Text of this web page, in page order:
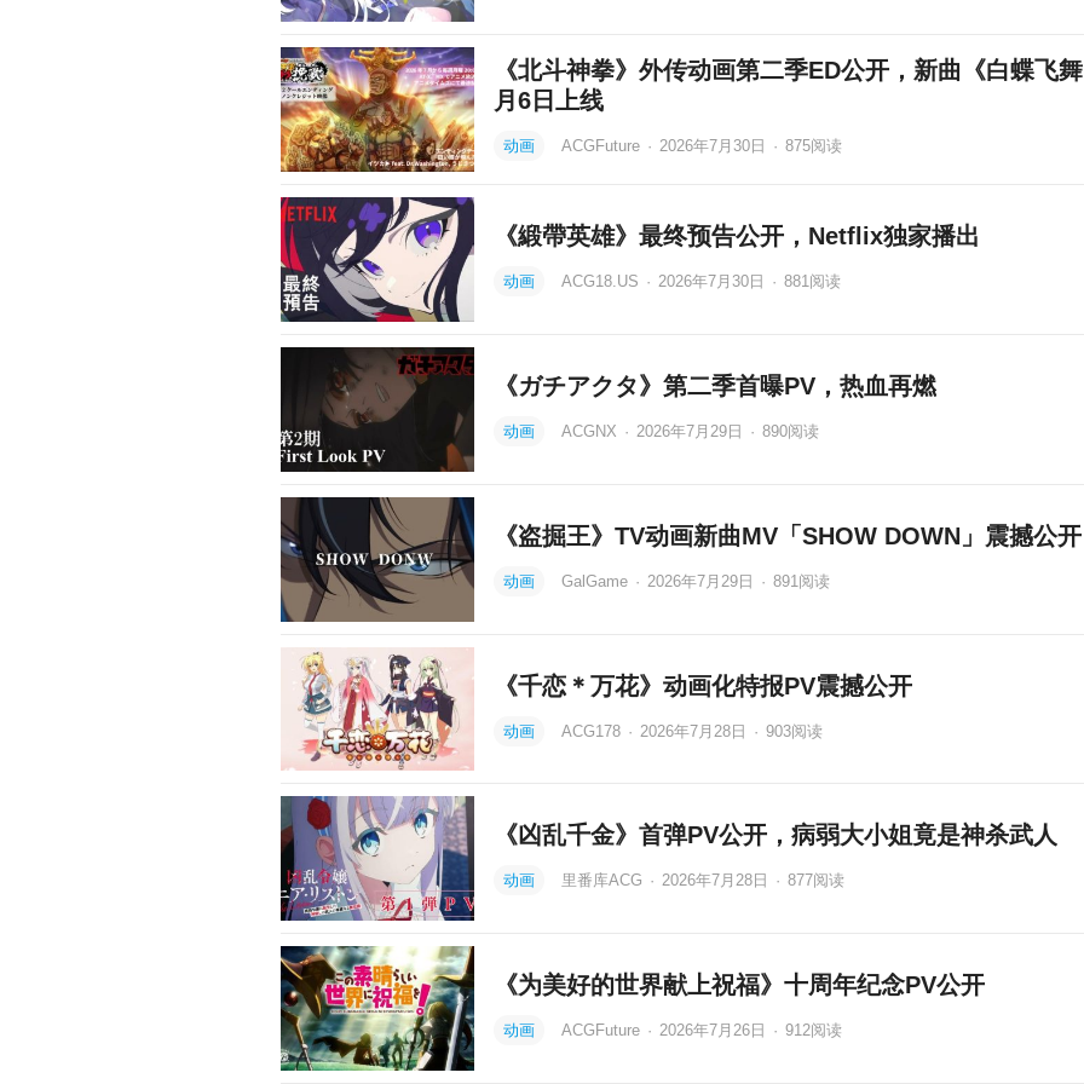
《北斗神拳》外传动画第二季ED公开，新曲《白蝶飞
月6日上线
动画 ACGFuture · 2026年7月30日 · 875阅读
《緞帶英雄》最终预告公开，Netflix独家播出
动画 ACG18.US · 2026年7月30日 · 881阅读
《ガチアクタ》第二季首曝PV，热血再燃
动画 ACGNX · 2026年7月29日 · 890阅读
《盗掘王》TV动画新曲MV「SHOW DOWN」震撼公开
动画 GalGame · 2026年7月29日 · 891 阅读
《千恋＊万花》动画化特报PV震撼公开
动画 ACG178 · 2026年7月28日 · 903阅读
《凶乱千金》首弹PV公开，病弱大小姐竟是神杀武人
动画 里番库ACG · 2026年7月28日 · 877阅读
《为美好的世界献上祝福》十周年纪念PV公开
动画 ACGFuture · 2026年7月26日 · 912阅读